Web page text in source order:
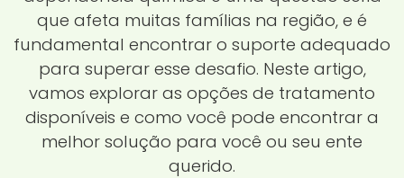
que afeta muitas famílias na região, e é
fundamental encontrar o suporte adequado
para superar esse desafio. Neste artigo,
vamos explorar as opções de tratamento
disponíveis e como você pode encontrar a
melhor solução para você ou seu ente
querido.